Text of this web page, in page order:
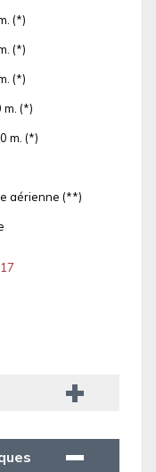
(*)
(*)
(*)
(*)
m. (*)
aérienne (**)